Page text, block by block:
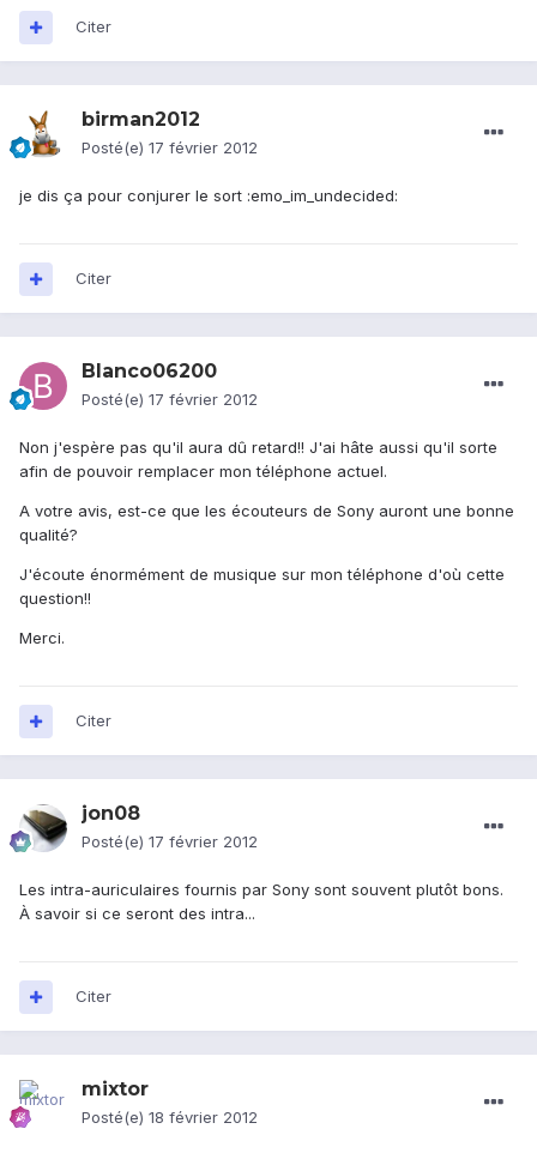
Citer
birman2012
Posté(e) 17 février 2012
je dis ça pour conjurer le sort :emo_im_undecided:
Citer
Blanco06200
Posté(e) 17 février 2012
Non j'espère pas qu'il aura dû retard!! J'ai hâte aussi qu'il sorte
afin de pouvoir remplacer mon téléphone actuel.
A votre avis, est-ce que les écouteurs de Sony auront une bonne
qualité?
J'écoute énormément de musique sur mon téléphone d'où cette
question!!
Merci.
Citer
jon08
Posté(e) 17 février 2012
Les intra-auriculaires fournis par Sony sont souvent plutôt bons.
À savoir si ce seront des intra...
Citer
mixtor
Posté(e) 18 février 2012